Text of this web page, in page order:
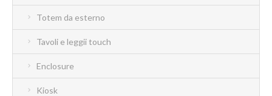
Totem da esterno
Tavoli e leggii touch
Enclosure
Kiosk